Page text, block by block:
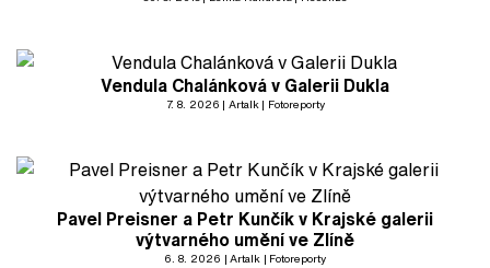
Vendula Chalánková v Galerii Dukla
7. 8. 2026 Artalk Fotoreporty
Pavel Preisner a Petr Kunčík v Krajské galerii
výtvarného umění ve Zlíně
6. 8. 2026 Artalk Fotoreporty